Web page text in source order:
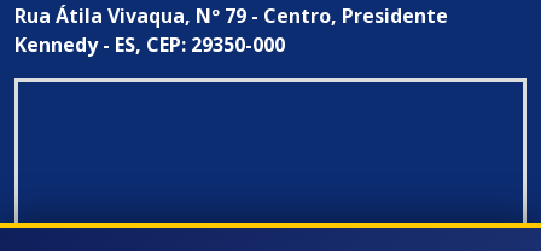
Rua Átila Vivaqua, Nº 79 - Centro, Presidente
Kennedy - ES, CEP: 29350-000